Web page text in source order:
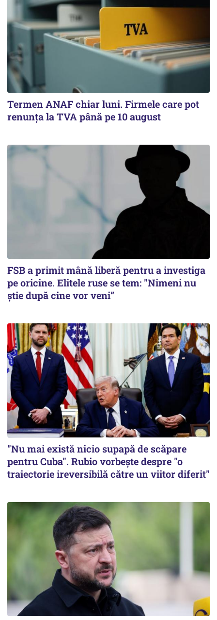
Termen ANAF chiar luni. Firmele care pot
renunța la TVA până pe 10 august
FSB a primit mână liberă pentru a investiga
pe oricine. Elitele ruse se tem: "Nimeni nu
știe după cine vor veni”
"Nu mai există nicio supapă de scăpare
pentru Cuba". Rubio vorbește despre "o
traiectorie ireversibilă către un viitor diferit"